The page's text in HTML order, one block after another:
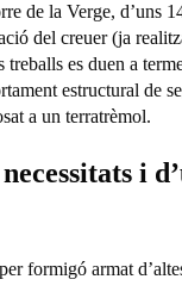
de la Verge, d’uns
del creuer (ja
es duen a
estructural de
a un terratrèmol.
i
formigó armat